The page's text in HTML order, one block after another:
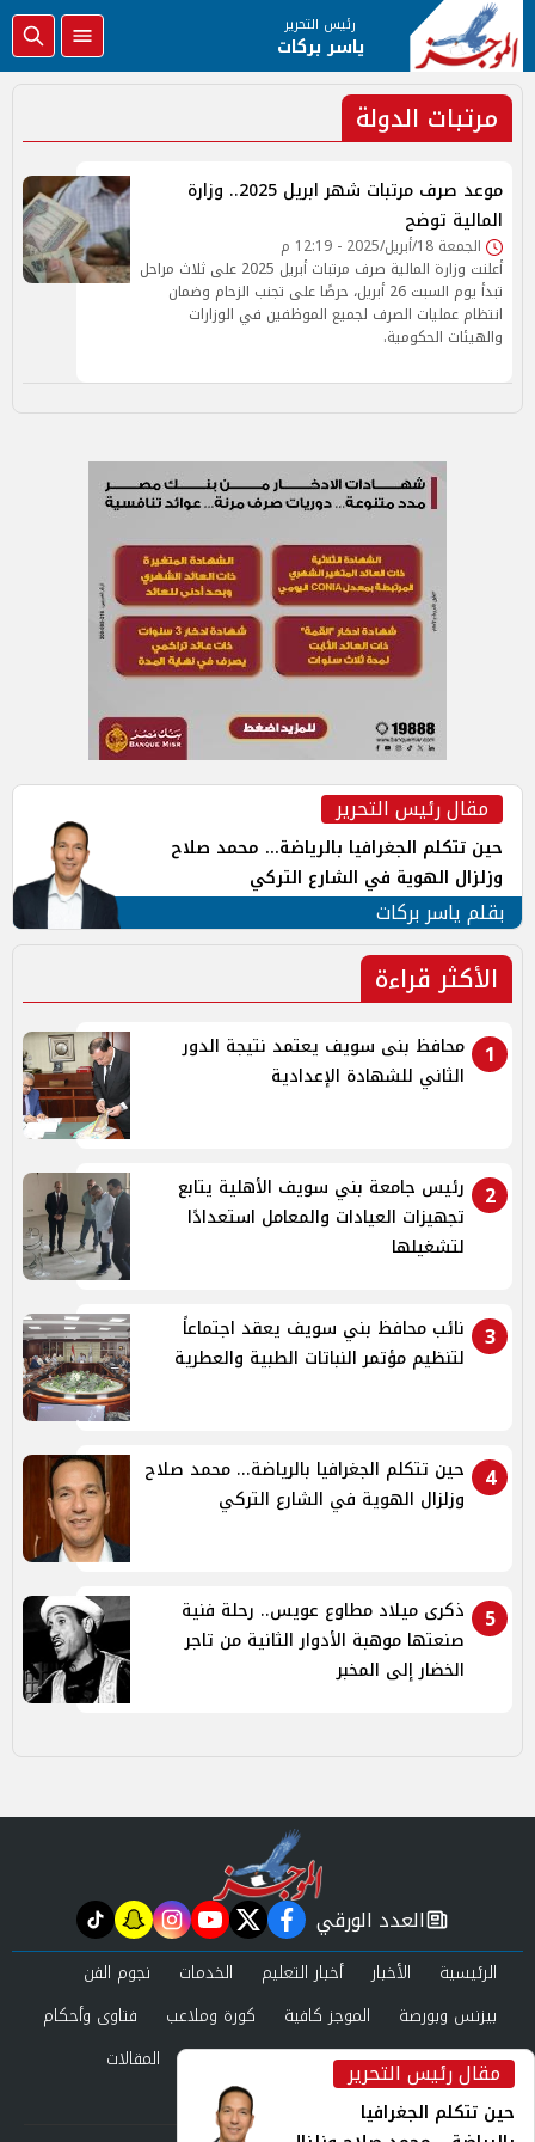
رئيس التحرير
ياسر بركات
مرتبات الدولة
موعد صرف مرتبات شهر ابريل 2025.. وزارة
المالية توضح
الجمعة 18/أبريل/2025 - 12:19 م
أعلنت وزارة المالية صرف مرتبات أبريل 2025 على ثلاث مراحل
تبدأ يوم السبت 26 أبريل، حرصًا على تجنب الزحام وضمان
انتظام عمليات الصرف لجميع الموظفين في الوزارات
والهيئات الحكومية.
مقال رئيس التحرير
حين تتكلم الجغرافيا بالرياضة... محمد صلاح
وزلزال الهوية في الشارع التركي
بقلم ياسر بركات
الأكثر قراءة
1
محافظ بنى سويف يعتمد نتيجة الدور
الثاني للشهادة الإعدادية
2
رئيس جامعة بني سويف الأهلية يتابع
تجهيزات العيادات والمعامل استعدادًا
لتشغيلها
3
نائب محافظ بني سويف يعقد اجتماعاً
لتنظيم مؤتمر النباتات الطبية والعطرية
4
حين تتكلم الجغرافيا بالرياضة... محمد صلاح
وزلزال الهوية في الشارع التركي
5
ذكرى ميلاد مطاوع عويس.. رحلة فنية
صنعتها موهبة الأدوار الثانية من تاجر
الخضار إلى المخبر
مقال رئيس التحرير
حين تتكلم الجغرافيا
newspaper
العدد الورقي facebook
twitter
youtube
instagram
snapchat
tiktok
الرئيسية الأخبار أخبار التعليم الخدمات
نجوم الفن
بيزنس وبورصة
الموجز كافية كورة وملاعب
فتاوى وأحكام
صحة وجمال
عرب وعالم حوادث ومحاكم
المقالات
العدد الورقي